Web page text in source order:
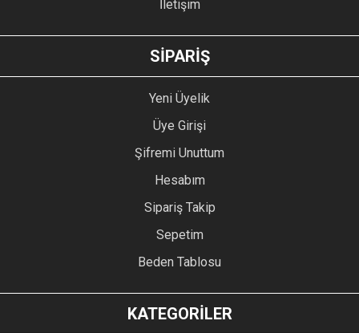
GÖNDER
İletişim
SİPARİŞ
Yeni Üyelik
Üye Girişi
Şifremi Unuttum
Hesabım
Sipariş Takip
Sepetim
Beden Tablosu
KATEGORİLER